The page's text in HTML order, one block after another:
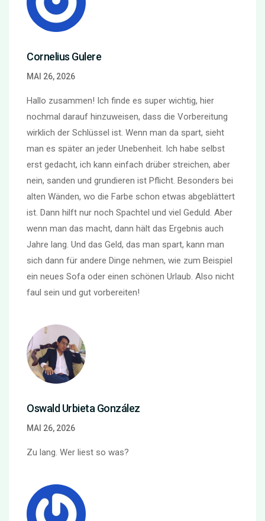
Cornelius Gulere
MAI 26, 2026
Hallo zusammen! Ich finde es super wichtig, hier
nochmal darauf hinzuweisen, dass die Vorbereitung
wirklich der Schlüssel ist. Wenn man da spart, sieht
man es später an jeder Unebenheit. Ich habe selbst
erst gedacht, ich kann einfach drüber streichen, aber
nein, sanden und grundieren ist Pflicht. Besonders bei
alten Wänden, wo die Farbe schon etwas abgeblättert
ist. Dann hilft nur noch Spachtel und viel Geduld. Aber
wenn man das macht, dann hält das Ergebnis auch
Jahre lang. Und das Geld, das man spart, kann man
sich dann für andere Dinge nehmen, wie zum Beispiel
ein neues Sofa oder einen schönen Urlaub. Also nicht
faul sein und gut vorbereiten!
Oswald Urbieta González
MAI 26, 2026
Zu lang. Wer liest so was?